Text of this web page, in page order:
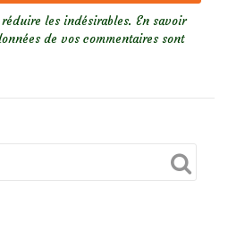
les indésirables. En savoir
de vos commentaires sont